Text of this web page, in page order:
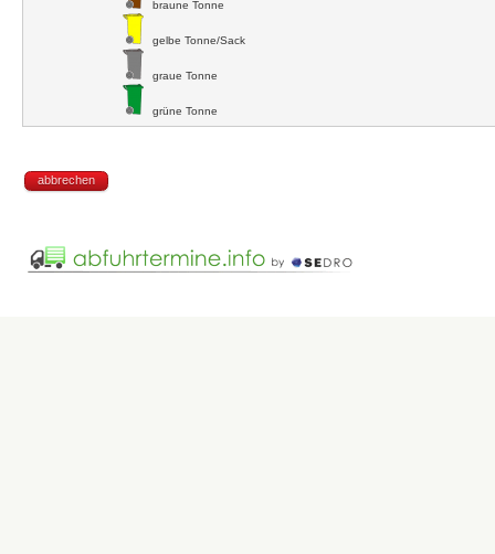
braune Tonne
gelbe Tonne/Sack
graue Tonne
grüne Tonne
abbrechen